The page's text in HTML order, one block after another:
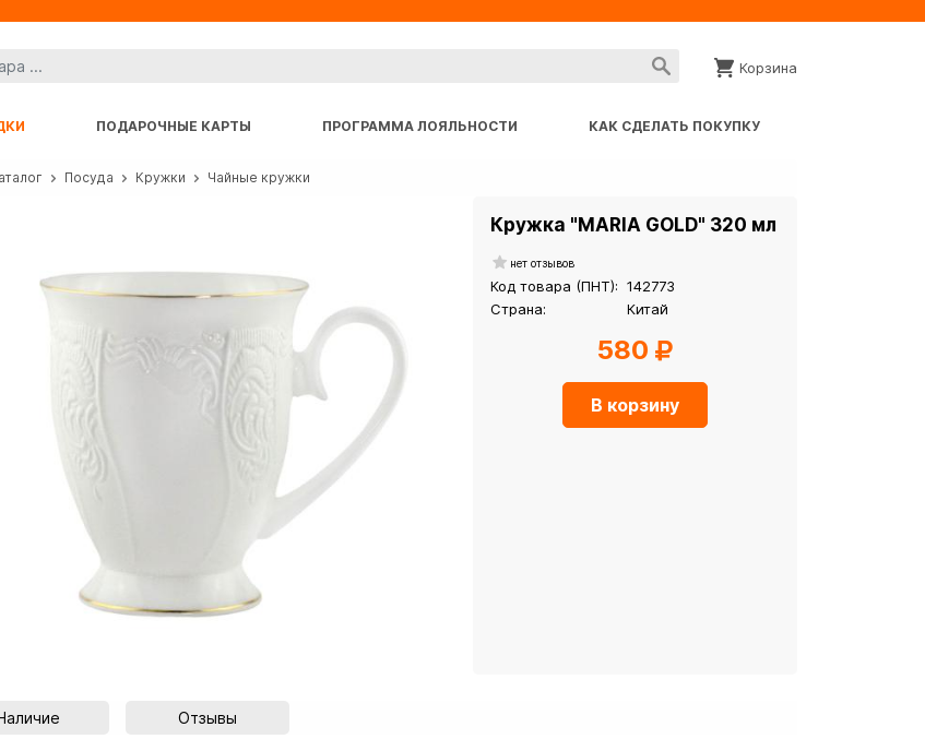
Корзина
ПОДАРОЧНЫЕ КАРТЫ ПРОГРАММА ЛОЯЛЬНОСТИ КАК СДЕЛАТЬ ПОКУПКУ
Посуда Кружки Чайные кружки
Кружка "MARIA GOLD" 320 мл
нет отзывов
Код товара (ПНТ): 142773
Страна:
Китай
580
В корзину
Отзывы